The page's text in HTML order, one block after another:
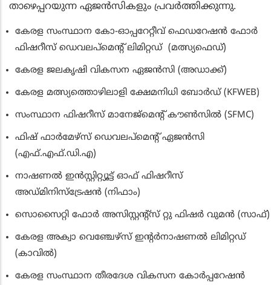
താഴെപ്പറയുന്ന ഏജന്‍സികളും പ്രവര്‍ത്തിക്കുന്നു.
കേരള സംസ്ഥാന കോ-ഓപ്പറേറ്റീവ് ഫെഡറേഷന്‍ ഫോര്‍
ഫിഷറീസ് ഡെവലപ്‌മെന്റ് ലിമിറ്റഡ് (മത്സ്യഫെഡ്)
കേരള ജലകൃഷി വികസന ഏജന്‍സി (അഡാക്ക്)
കേരള മത്സ്യത്തൊഴിലാളി ക്ഷേമനിധി ബോര്‍ഡ് (KFWEB)
സംസ്ഥാന ഫിഷറീസ് മാനേജ്‌മെന്റ് കൗണ്‍സില്‍ (SFMC)
ഫിഷ് ഫാര്‍മേഴ്‌സ് ഡെവലപ്‌മെന്റ് ഏജന്‍സി
(എഫ്.എഫ്.ഡി.എ)
നാഷണല്‍ ഇന്‍സ്റ്റിറ്റ്യൂട്ട് ഓഫ് ഫിഷറീസ്
അഡ്മിനിസ്‌ട്രേഷന്‍ (നിഫാം)
സൊസൈറ്റി ഫോര്‍ അസിസ്റ്റന്റ്‌സ് റ്റു ഫിഷര്‍ വുമന്‍ (സാഫ്)
കേരള അക്വാ വെഞ്ചേഴ്‌സ് ഇന്റര്‍നാഷണല്‍ ലിമിറ്റഡ്
(കാവില്‍)
കേരള സംസ്ഥാന തീരദേശ വികസന കോര്‍പ്പറേഷന്‍